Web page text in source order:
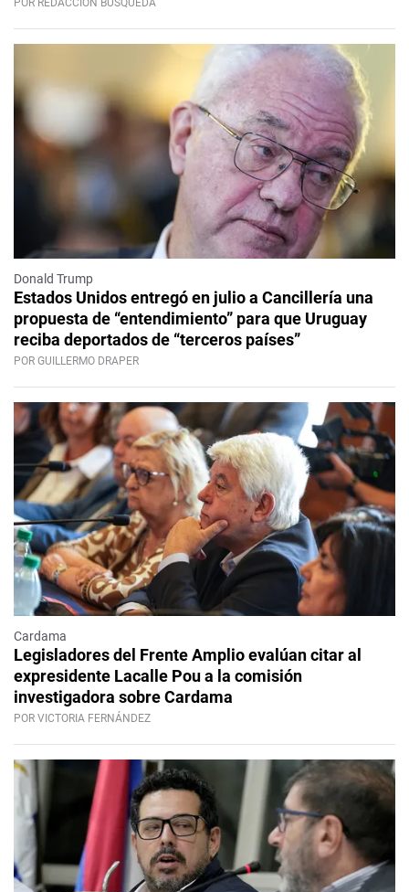
POR REDACCIÓN BÚSQUEDA
Donald Trump
Estados Unidos entregó en julio a Cancillería una
propuesta de “entendimiento” para que Uruguay
reciba deportados de “terceros países”
POR GUILLERMO DRAPER
Cardama
Legisladores del Frente Amplio evalúan citar al
expresidente Lacalle Pou a la comisión
investigadora sobre Cardama
POR VICTORIA FERNÁNDEZ